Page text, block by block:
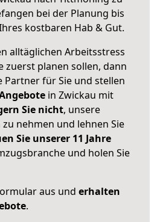
bei der Planung bis
kostbaren Hab & Gut.
alltäglichen Arbeitsstress
zuerst planen sollen, dann
Partner für Sie und stellen
in Zwickau mit
Sie nicht, unsere
nehmen und lehnen Sie
Sie unserer 11 Jahre
und holen Sie
aus und erhalten
.